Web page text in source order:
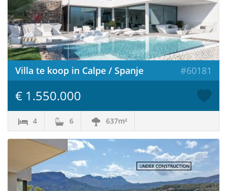
Villa te koop in Calpe / Spanje #60181
€ 1.550.000
4 6 637m²